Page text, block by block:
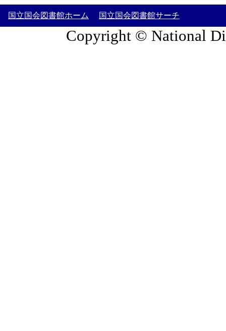
国立国会図書館ホーム 国立国会図書館サーチ
Copyright © National